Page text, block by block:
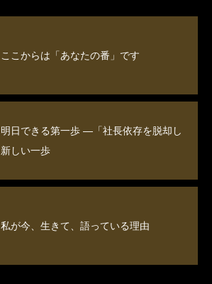
ここからは「あなたの番」です
明日できる第一歩 ―「社長依存を脱却し
新しい一歩
私が今、生きて、語っている理由